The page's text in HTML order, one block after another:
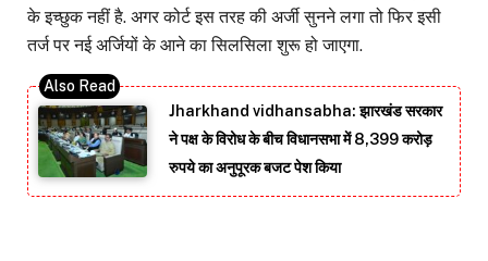
के इच्छुक नहीं है. अगर कोर्ट इस तरह की अर्जी सुनने लगा तो फिर इसी
तर्ज पर नई अर्जियों के आने का सिलसिला शुरू हो जाएगा.
Jharkhand vidhansabha: झारखंड सरकार
ने पक्ष के विरोध के बीच विधानसभा में 8,399 करोड़
रुपये का अनुपूरक बजट पेश किया